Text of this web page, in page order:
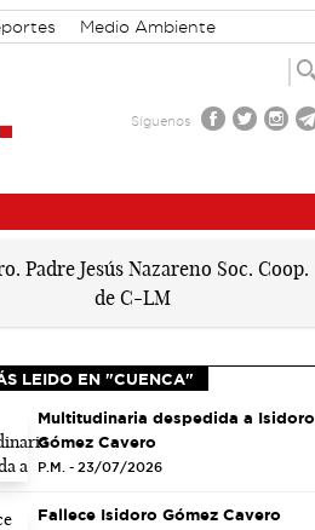
Medio Ambiente
Síguenos
LEIDO EN "CUENCA"
Multitudinaria despedida a Isidoro
Gómez Cavero
P.M. - 23/07/2026
Fallece Isidoro Gómez Cavero